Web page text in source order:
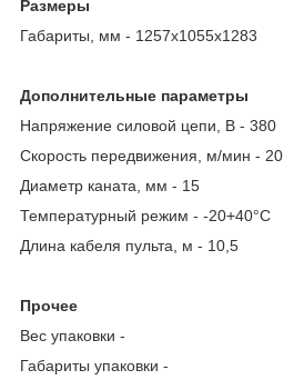
Размеры
Габариты, мм - 1257х1055х1283
Дополнительные параметры
Напряжение силовой цепи, В - 380
Скорость передвижения, м/мин - 20
Диаметр каната, мм - 15
Температурный режим - -20+40°С
Длина кабеля пульта, м - 10,5
Прочее
Вес упаковки -
Габариты упаковки -